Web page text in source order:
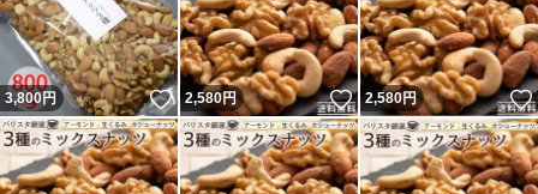
3,800円 いいね！
2,580円 いいね！
2,580円